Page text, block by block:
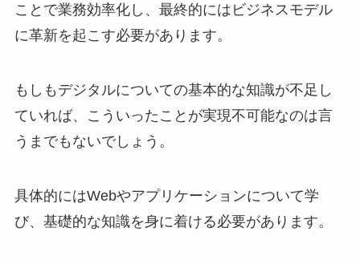
ことで業務効率化し、最終的にはビジネスモデル
に革新を起こす必要があります。
もしもデジタルについての基本的な知識が不足し
ていれば、こういったことが実現不可能なのは言
うまでもないでしょう。
具体的にはWebやアプリケーションについて学
び、基礎的な知識を身に着ける必要があります。